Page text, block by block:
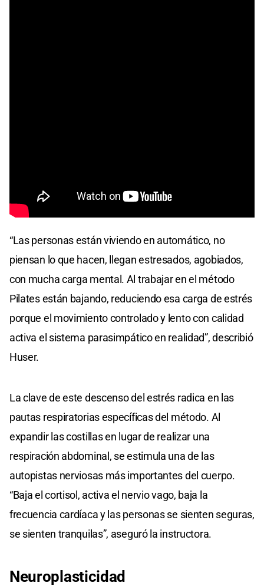
“Las personas están viviendo en automático, no
piensan lo que hacen, llegan estresados, agobiados,
con mucha carga mental. Al trabajar en el método
Pilates están bajando, reduciendo esa carga de estrés
porque el movimiento controlado y lento con calidad
activa el sistema parasimpático en realidad”, describió
Huser.
La clave de este descenso del estrés radica en las
pautas respiratorias específicas del método. Al
expandir las costillas en lugar de realizar una
respiración abdominal, se estimula una de las
autopistas nerviosas más importantes del cuerpo.
“Baja el cortisol, activa el nervio vago, baja la
frecuencia cardíaca y las personas se sienten seguras,
se sienten tranquilas”, aseguró la instructora.
Neuroplasticidad